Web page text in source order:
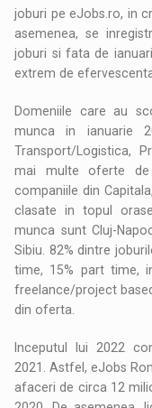
joburi pe eJobs.ro, in
asemenea, se
joburi si fata de
extrem de
Domeniile care au
munca in ianuarie
Transport/Logistica,
mai multe oferte
companiile din
clasate in topul
munca sunt Cluj-
Sibiu. 82% dintre
time, 15% part time,
freelance/project
din oferta.
Inceputul lui 2022
2021. Astfel, eJobs
afaceri de circa 12